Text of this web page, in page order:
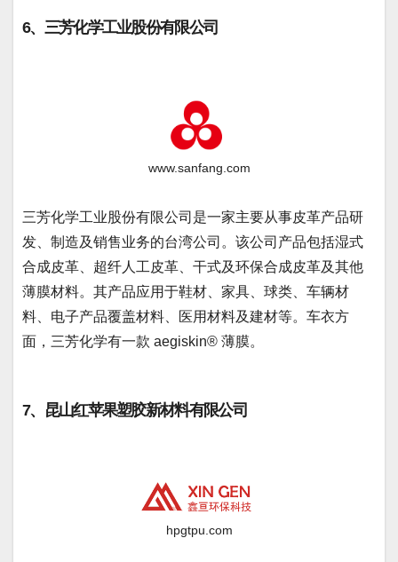
6、三芳化学工业股份有限公司
www.sanfang.com
三芳化学工业股份有限公司是一家主要从事皮革产品研
发、制造及销售业务的台湾公司。该公司产品包括湿式
合成皮革、超纤人工皮革、干式及环保合成皮革及其他
薄膜材料。其产品应用于鞋材、家具、球类、车辆材
料、电子产品覆盖材料、医用材料及建材等。车衣方
面，三芳化学有一款 aegiskin® 薄膜。
7、昆山红苹果塑胶新材料有限公司
hpgtpu.com